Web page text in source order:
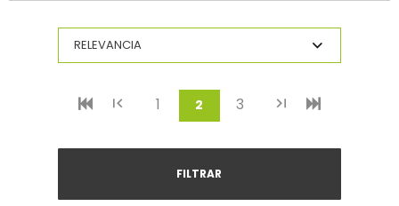
1 2 (current)
3
FILTRAR